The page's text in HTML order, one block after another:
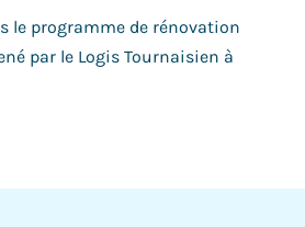
le programme de rénovation
par le Logis Tournaisien à